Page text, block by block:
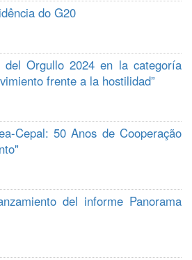
do G20
del Orgullo 2024 en la categoría
frente a la hostilidad”
Cepal: 50 Anos de Cooperação
del informe Panorama